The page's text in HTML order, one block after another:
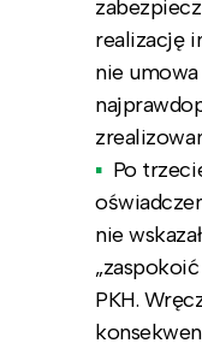
realizację
nie
Po
nie
PKH.